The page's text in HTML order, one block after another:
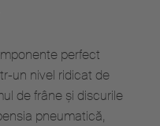
perfect
un nivel ridicat de
de frâne și discurile
pneumatică,